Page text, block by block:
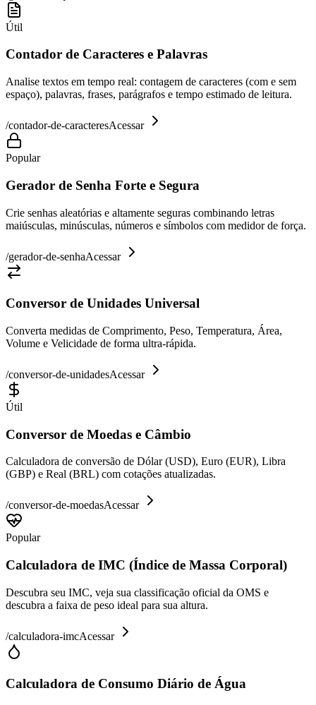
Útil
Contador de Caracteres e Palavras
Analise textos em tempo real: contagem de caracteres (com e sem
espaço), palavras, frases, parágrafos e tempo estimado de leitura.
/contador-de-caracteresAcessar
Popular
Gerador de Senha Forte e Segura
Crie senhas aleatórias e altamente seguras combinando letras
maiúsculas, minúsculas, números e símbolos com medidor de força.
/gerador-de-senhaAcessar
Conversor de Unidades Universal
Converta medidas de Comprimento, Peso, Temperatura, Área,
Volume e Velicidade de forma ultra-rápida.
/conversor-de-unidadesAcessar
Útil
Conversor de Moedas e Câmbio
Calculadora de conversão de Dólar (USD), Euro (EUR), Libra
(GBP) e Real (BRL) com cotações atualizadas.
/conversor-de-moedasAcessar
Popular
Calculadora de IMC (Índice de Massa Corporal)
Descubra seu IMC, veja sua classificação oficial da OMS e
descubra a faixa de peso ideal para sua altura.
/calculadora-imcAcessar
Calculadora de Consumo Diário de Água